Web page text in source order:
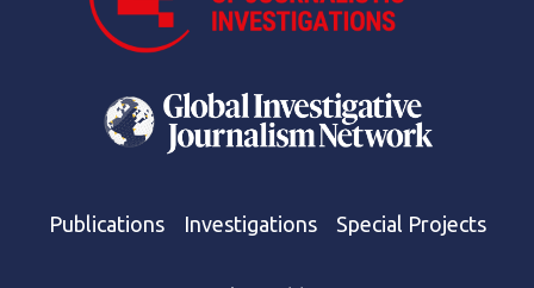
Publications Investigations Special Projects